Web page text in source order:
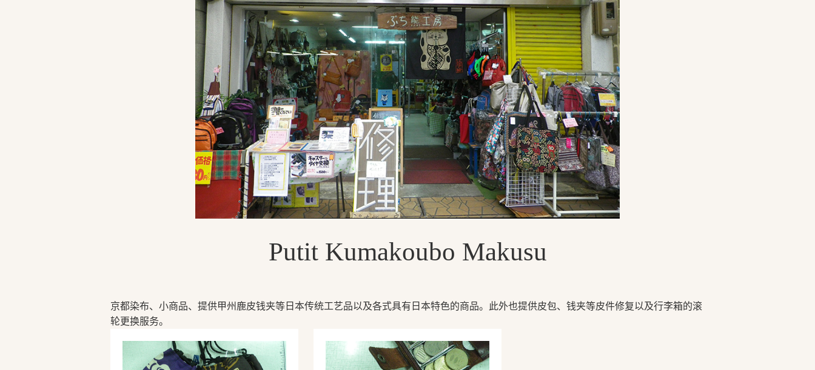
Putit Kumakoubo Makusu
京都染布、小商品、提供甲州鹿皮钱夹等日本传统工艺品以及各式具有日本特色的商品。此外也提供皮包、钱夹等皮件修复以及行李箱的滚
轮更换服务。